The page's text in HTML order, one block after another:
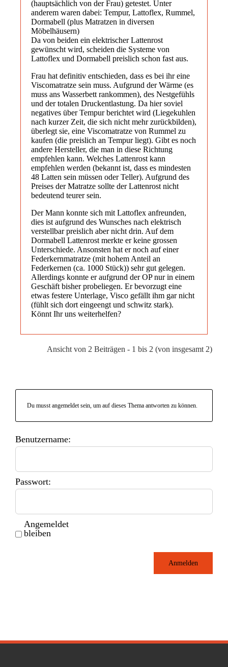
(hauptsächlich von der Frau) getestet. Unter
anderem waren dabei: Tempur, Lattoflex, Rummel,
Dormabell (plus Matratzen in diversen
Möbelhäusern)
Da von beiden ein elektrischer Lattenrost
gewünscht wird, scheiden die Systeme von
Lattoflex und Dormabell preislich schon fast aus.
Frau hat definitiv entschieden, dass es bei ihr eine
Viscomatratze sein muss. Aufgrund der Wärme (es
muss ans Wasserbett rankommen), des Nestgefühls
und der totalen Druckentlastung. Da hier soviel
negatives über Tempur berichtet wird (Liegekuhlen
nach kurzer Zeit, die sich nicht mehr zurückbilden),
überlegt sie, eine Viscomatratze von Rummel zu
kaufen (die preislich an Tempur liegt). Gibt es noch
andere Hersteller, die man in diese Richtung
empfehlen kann. Welches Lattenrost kann
empfehlen werden (bekannt ist, dass es mindesten
48 Latten sein müssen oder Teller). Aufgrund des
Preises der Matratze sollte der Lattenrost nicht
bedeutend teurer sein.
Der Mann konnte sich mit Lattoflex anfreunden,
dies ist aufgrund des Wunsches nach elektrisch
verstellbar preislich aber nicht drin. Auf dem
Dormabell Lattenrost merkte er keine grossen
Unterschiede. Ansonsten hat er noch auf einer
Federkernmatratze (mit hohem Anteil an
Federkernen (ca. 1000 Stück)) sehr gut gelegen.
Allerdings konnte er aufgrund der OP nur in einem
Geschäft bisher probeliegen. Er bevorzugt eine
etwas festere Unterlage, Visco gefällt ihm gar nicht
(fühlt sich dort eingeengt und schwitz stark).
Könnt Ihr uns weiterhelfen?
Ansicht von 2 Beiträgen - 1 bis 2 (von insgesamt 2)
Du musst angemeldet sein, um auf dieses Thema antworten zu können.
Benutzername:
Passwort:
Angemeldet
bleiben
Anmelden